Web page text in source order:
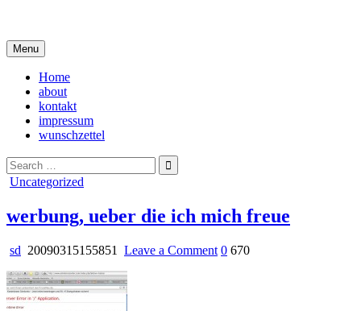
content
Menu
Home
about
kontakt
impressum
wunschzettel
Search
for:
Posted
Uncategorized
werbung, ueber die ich mich freue
sd 20090315155851 Leave a Commenton
0 670